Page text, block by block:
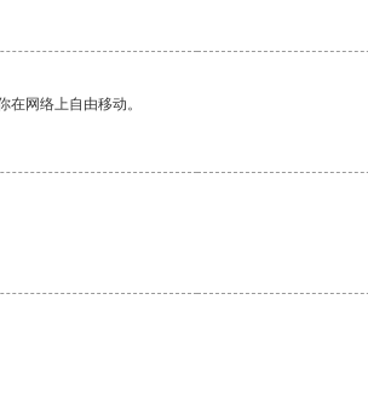
网络上自由移动。